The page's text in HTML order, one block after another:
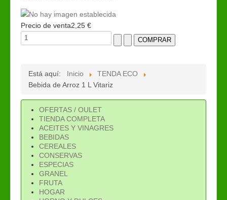
Precio de venta2,25 €
Está aquí: Inicio
TENDA ECO
Bebida de Arroz 1 L Vitariz
OFERTAS / OULET
TIENDA COMPLETA
ACEITES Y VINAGRES
BEBIDAS
CEREALES
CONSERVAS
ESPECIAS
GRANEL
FRUTA
HOGAR